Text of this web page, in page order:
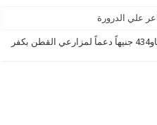
مليون و883 ألفاو434 جنيهاً دعماً لمزارعي القطن بكفر